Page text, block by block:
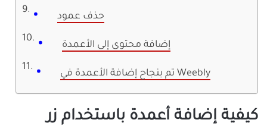
حذف عمود
إضافة محتوى إلى الأعمدة
تم بنجاح إضافة الأعمدة في Weebly
كيفية إضافة أعمدة باستخدام زر